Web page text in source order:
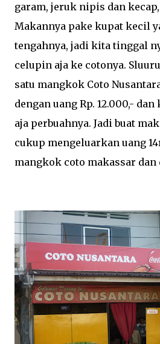
garam, jeruk nipis dan kecap,
Makannya pake kupat kecil
tengahnya, jadi kita tinggal
celupin aja ke cotonya.
satu mangkok Coto
dengan uang Rp. 12.000,-
aja perbuahnya. Jadi buat
cukup mengeluarkan uang
mangkok coto makassar dan